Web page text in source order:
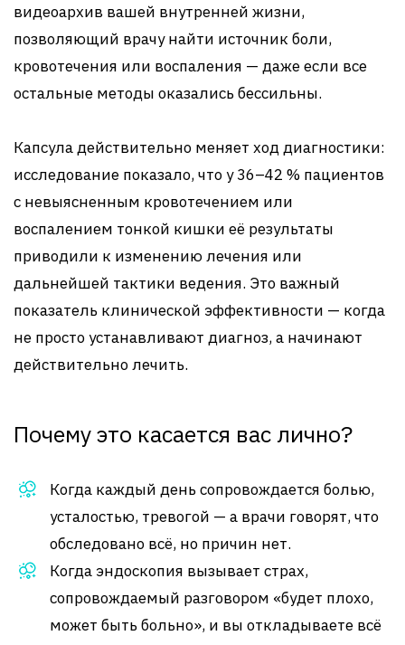
видеоархив вашей внутренней жизни,
позволяющий врачу найти источник боли,
кровотечения или воспаления — даже если все
остальные методы оказались бессильны.
Капсула действительно меняет ход диагностики:
исследование показало, что у 36–42 % пациентов
с невыясненным кровотечением или
воспалением тонкой кишки её результаты
приводили к изменению лечения или
дальнейшей тактики ведения. Это важный
показатель клинической эффективности — когда
не просто устанавливают диагноз, а начинают
действительно лечить.
Почему это касается вас лично?
Когда каждый день сопровождается болью,
усталостью, тревогой — а врачи говорят, что
обследовано всё, но причин нет.
Когда эндоскопия вызывает страх,
сопровождаемый разговором «будет плохо,
может быть больно», и вы откладываете всё